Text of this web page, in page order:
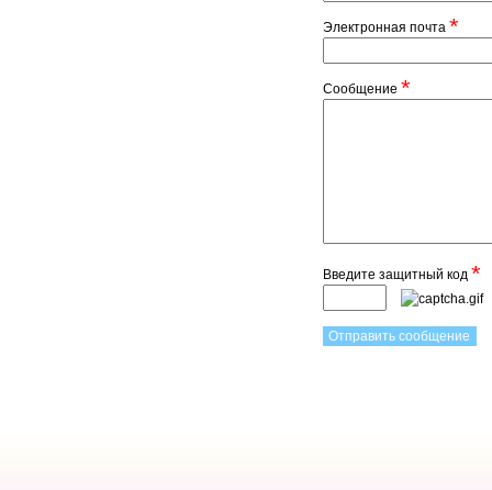
Электронная почта *
Сообщение *
Введите защитный код *